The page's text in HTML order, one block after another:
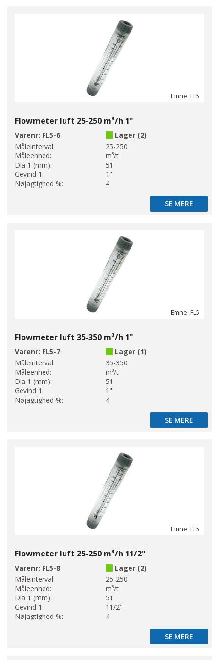
Emne: FL5
Flowmeter luft 25-250 m³/h 1"
Varenr: FL5-6
Lager (2)
Måleinterval:
25-250
Måleenhed:
m³/t
Dia 1 (mm):
51
Gevind 1:
1"
Nøjagtighed %:
4
SE MERE
SE MERE
Emne: FL5
Flowmeter luft 35-350 m³/h 1"
Varenr: FL5-7
Lager (1)
Måleinterval:
35-350
Måleenhed:
m³/t
Dia 1 (mm):
51
Gevind 1:
1"
Nøjagtighed %:
4
SE MERE
SE MERE
Emne: FL5
Flowmeter luft 25-250 m³/h 11/2"
Varenr: FL5-8
Lager (2)
Måleinterval:
25-250
Måleenhed:
m³/t
Dia 1 (mm):
51
Gevind 1:
11/2"
Nøjagtighed %:
4
SE MERE
SE MERE